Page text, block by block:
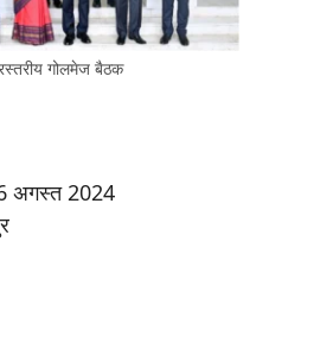
गोलमेज बैठक
अगस्त 2024